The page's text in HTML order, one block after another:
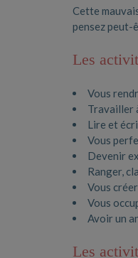
Cette
pensez peut-
Les
Vous
Travailler
Lire et
Vous
Devenir
Ranger,
Vous
Vous
Avoir un
Les